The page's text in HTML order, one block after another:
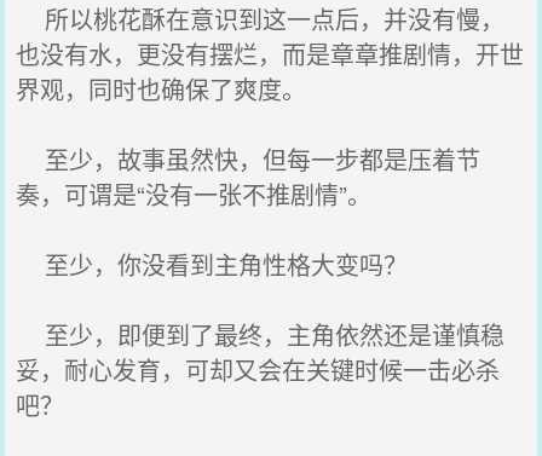
所以桃花酥在意识到这一点后，并没有慢，
也没有水，更没有摆烂，而是章章推剧情，开世
界观，同时也确保了爽度。
至少，故事虽然快，但每一步都是压着节
奏，可谓是“没有一张不推剧情”。
至少，你没看到主角性格大变吗？
至少，即便到了最终，主角依然还是谨慎稳
妥，耐心发育，可却又会在关键时候一击必杀
吧？